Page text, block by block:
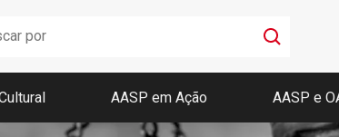
AASP em Ação AASP e